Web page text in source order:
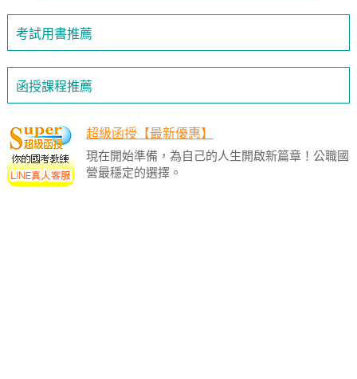
考試用書推薦
函授課程推薦
超級函授【最新優惠】
現在開始準備，為自己的人生開啟新篇章！公職國
營最穩定的選擇。